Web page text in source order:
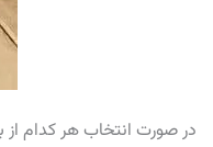
در صورت انتخاب هر کدام از